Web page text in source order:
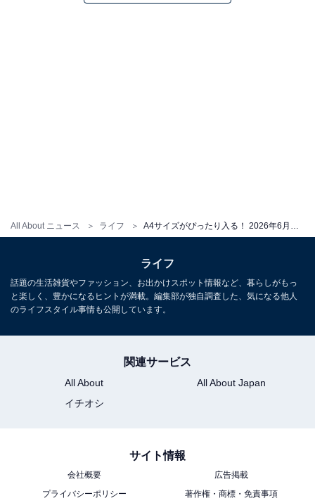
All About ニュース ライフ
アニマルデザインのキャラがかわいい！ 2026年
アニマルver.1」全6種が見逃せない【最新ガチ
ャ情報】
ライフ
話題の生活雑貨やファッション、お出かけスポット情報など、暮らしがもっ
と楽しく、豊かになるヒントが満載。編集部が独自調査した、気になる他人
のライフスタイル事情も公開しています。
関連サービス
All About
All About Japan
イチオシ
サイト情報
会社概要
広告掲載
プライバシーポリシー
著作権・商標・免責事項